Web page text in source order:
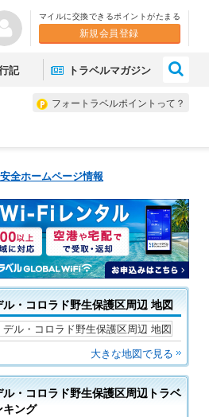
マイルに交換できるポイントがたまる
新規会員登録
記 トラベルマガジン
フォートラベルポイントって？
全ホームページ情報
・コロラド野生保護区周辺 地図
大きな地図で見る
・コロラド野生保護区周辺トラベ
キング